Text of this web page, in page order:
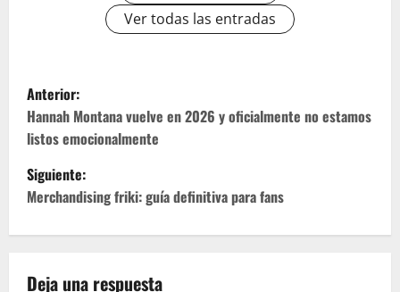
Ver todas las entradas
N
a
v
e
g
a
Anterior:
Hannah Montana vuelve en 2026 y oficialmente no estamos
listos emocionalmente
Siguiente:
Merchandising friki: guía definitiva para fans
Deja una respuesta